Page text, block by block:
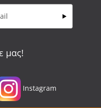
μας!
Instagram